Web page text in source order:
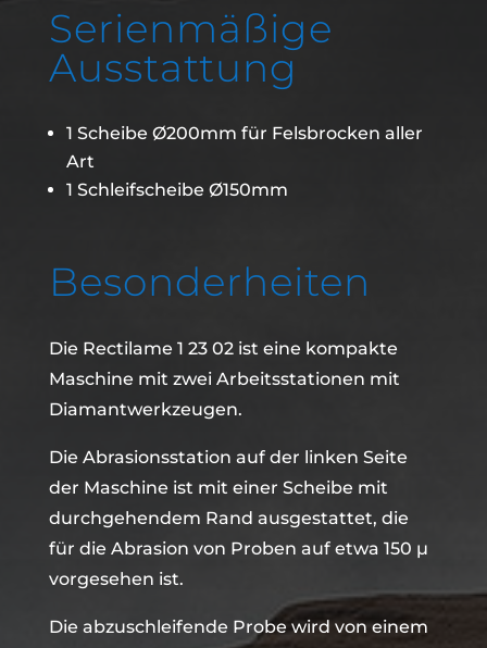
Serienmäßige
Ausstattung
1 Scheibe Ø200mm für Felsbrocken aller
Art
1 Schleifscheibe Ø150mm
Besonderheiten
Die Rectilame 1 23 02 ist eine kompakte
Maschine mit zwei Arbeitsstationen mit
Diamantwerkzeugen.
Die Abrasionsstation auf der linken Seite
der Maschine ist mit einer Scheibe mit
durchgehendem Rand ausgestattet, die
für die Abrasion von Proben auf etwa 150 µ
vorgesehen ist.
Die abzuschleifende Probe wird von einem